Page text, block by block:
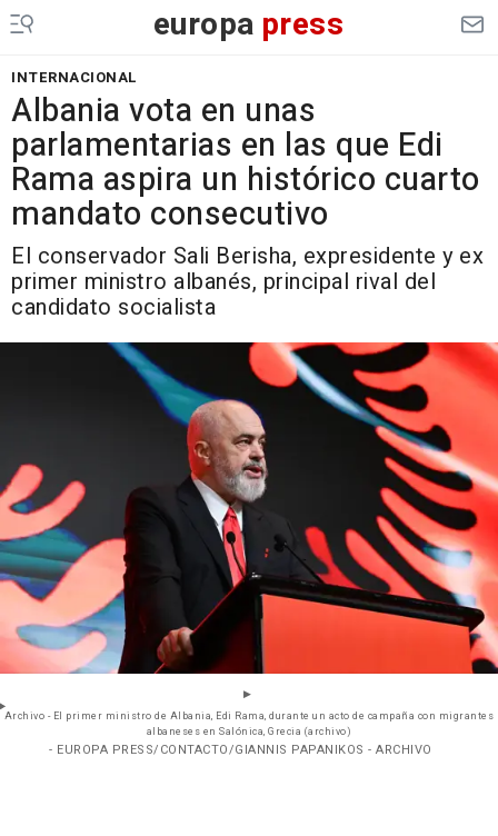
europa press
INTERNACIONAL
Albania vota en unas
parlamentarias en las que Edi
Rama aspira un histórico cuarto
mandato consecutivo
El conservador Sali Berisha, expresidente y ex
primer ministro albanés, principal rival del
candidato socialista
Archivo - El primer ministro de Albania, Edi Rama, durante un acto de campaña con migrantes
albaneses en Salónica, Grecia (archivo)
- EUROPA PRESS/CONTACTO/GIANNIS PAPANIKOS - ARCHIVO